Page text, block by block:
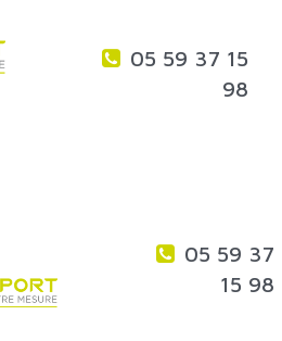
05 59 37 15
98
05 59 37
15 98